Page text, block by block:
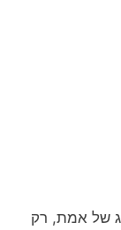
של אמת, רק